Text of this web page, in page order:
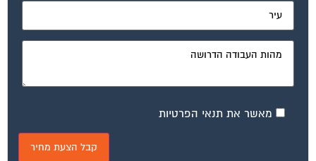
מאשר את תנאי הפרטיות